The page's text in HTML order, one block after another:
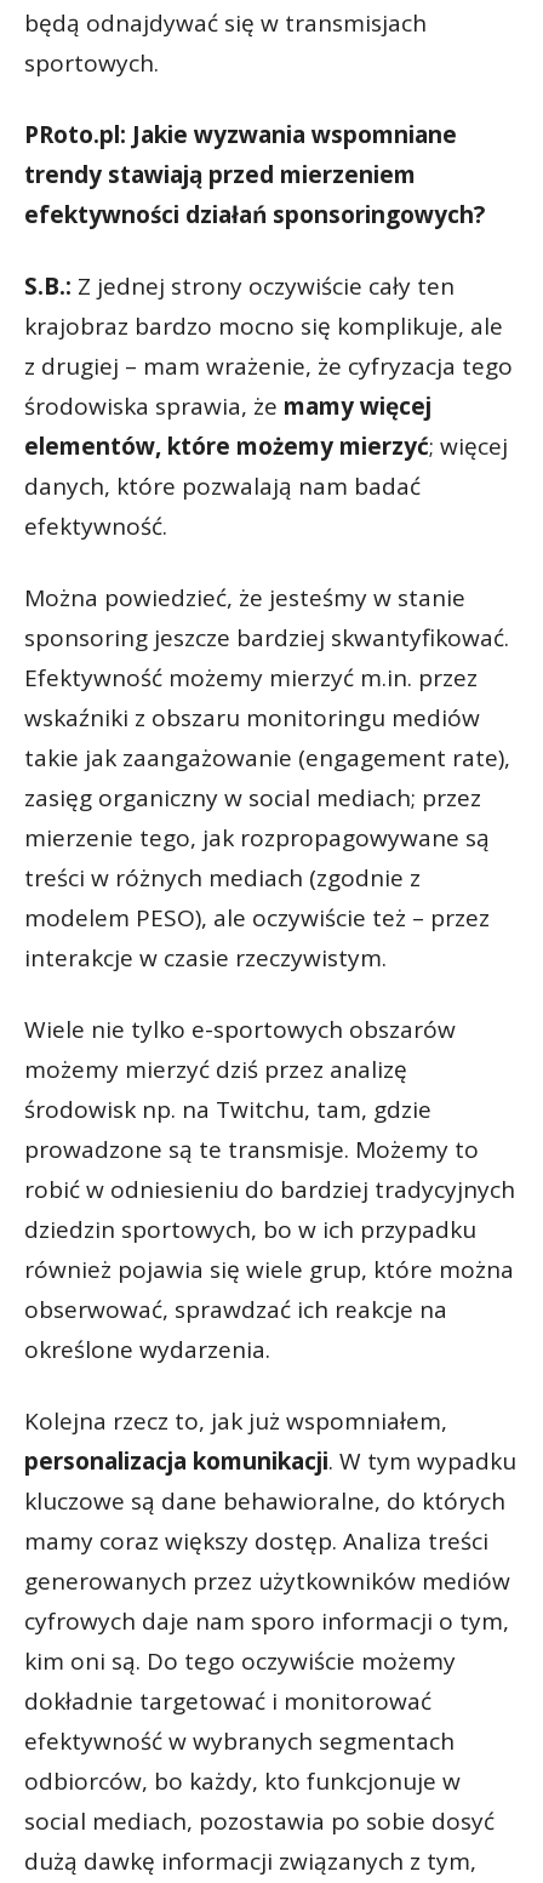
będą odnajdywać się w transmisjach
sportowych.
PRoto.pl: Jakie wyzwania wspomniane
trendy stawiają przed mierzeniem
efektywności działań sponsoringowych?
S.B.: Z jednej strony oczywiście cały ten
krajobraz bardzo mocno się komplikuje, ale
z drugiej – mam wrażenie, że cyfryzacja tego
środowiska sprawia, że mamy więcej
elementów, które możemy mierzyć; więcej
danych, które pozwalają nam badać
efektywność.
Można powiedzieć, że jesteśmy w stanie
sponsoring jeszcze bardziej skwantyfikować.
Efektywność możemy mierzyć m.in. przez
wskaźniki z obszaru monitoringu mediów
takie jak zaangażowanie (engagement rate),
zasięg organiczny w social mediach; przez
mierzenie tego, jak rozpropagowywane są
treści w różnych mediach (zgodnie z
modelem PESO), ale oczywiście też – przez
interakcje w czasie rzeczywistym.
Wiele nie tylko e-sportowych obszarów
możemy mierzyć dziś przez analizę
środowisk np. na Twitchu, tam, gdzie
prowadzone są te transmisje. Możemy to
robić w odniesieniu do bardziej tradycyjnych
dziedzin sportowych, bo w ich przypadku
również pojawia się wiele grup, które można
obserwować, sprawdzać ich reakcje na
określone wydarzenia.
Kolejna rzecz to, jak już wspomniałem,
personalizacja komunikacji. W tym wypadku
kluczowe są dane behawioralne, do których
mamy coraz większy dostęp. Analiza treści
generowanych przez użytkowników mediów
cyfrowych daje nam sporo informacji o tym,
kim oni są. Do tego oczywiście możemy
dokładnie targetować i monitorować
efektywność w wybranych segmentach
odbiorców, bo każdy, kto funkcjonuje w
social mediach, pozostawia po sobie dosyć
dużą dawkę informacji związanych z tym,